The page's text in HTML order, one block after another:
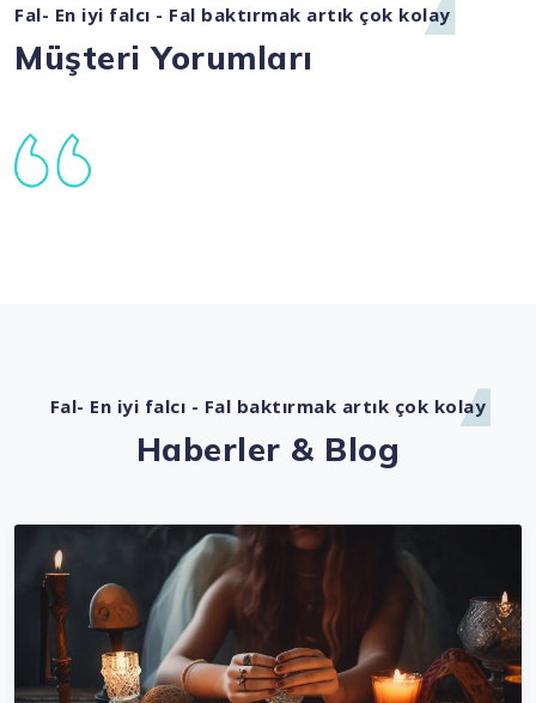
Fal- En iyi falcı - Fal baktırmak artık çok kolay
Müşteri Yorumları
Fal- En iyi falcı - Fal baktırmak artık çok kolay
Haberler & Blog